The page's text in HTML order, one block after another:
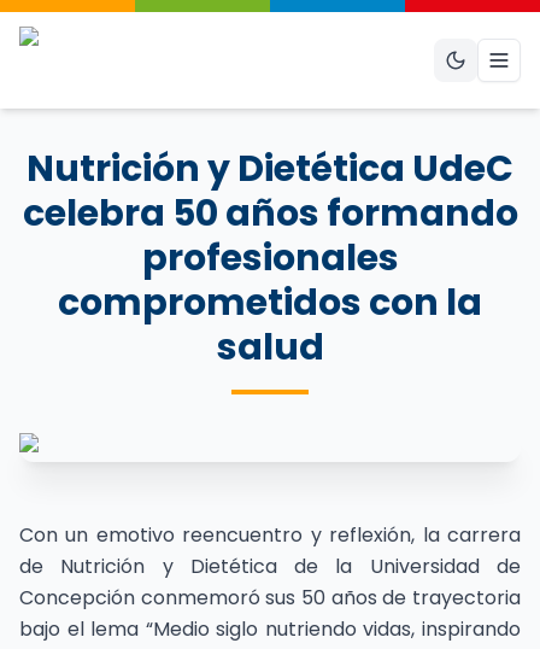
Nutrición y Dietética UdeC
celebra 50 años formando
profesionales
comprometidos con la
salud
Con un emotivo reencuentro y reflexión, la carrera
de Nutrición y Dietética de la Universidad de
Concepción conmemoró sus 50 años de trayectoria
bajo el lema “Medio siglo nutriendo vidas, inspirando